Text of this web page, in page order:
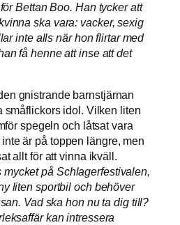
Bettan Boo. Han tycker att
ska vara: vacker, sexig
inte alls när hon flirtar med
få henne att inse att det
gnistrande barnstjärnan
småflickors idol. Vilken liten
spegeln och låtsat vara
är på toppen längre, men
allt för att vinna ikväll.
på Schlagerfestivalen,
liten sportbil och behöver
Vad ska hon nu ta dig till?
kan intressera